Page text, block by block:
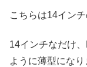
こちらは14イン
14インチなだけ
ように薄型になり